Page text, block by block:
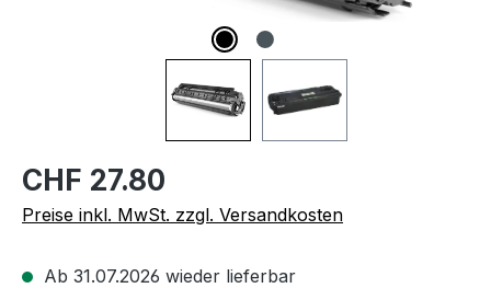
CHF 27.80
Preise inkl. MwSt. zzgl. Versandkosten
Ab 31.07.2026 wieder lieferbar